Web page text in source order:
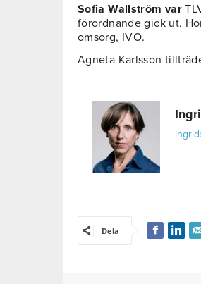
Sofia Wallström var
förordnande gick ut.
omsorg, IVO.
Agneta Karlsson
Dela